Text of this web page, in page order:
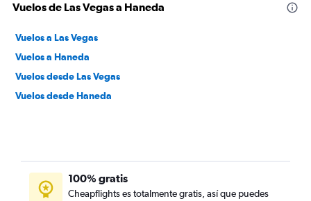
Vuelos de Las Vegas a Haneda
Vuelos a Las Vegas
Vuelos a Haneda
Vuelos desde Las Vegas
Vuelos desde Haneda
100% gratis
Cheapflights es totalmente gratis, así que puedes